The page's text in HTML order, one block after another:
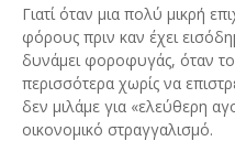
Γιατί όταν μια πολύ μικρή
φόρους πριν καν έχει
δυνάμει φοροφυγάς, όταν
περισσότερα χωρίς να
δεν μιλάμε για «ελεύθερη
οικονομικό στραγγαλισμό.